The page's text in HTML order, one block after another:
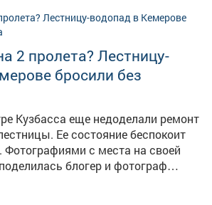
2 пролета? Лестницу-
бросили без
Кузбасса еще недоделали ремонт
Ее состояние беспокоит
блогер и фотограф
Два пролёта сделали – и на